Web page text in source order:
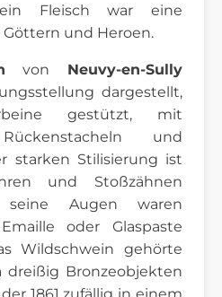
Fleisch war eine
und Heroen.
von Neuvy-en-Sully
dargestellt,
gestützt, mit
und
starken Stilisierung ist
und Stoßzähnen
Augen waren
oder Glaspaste
Wildschwein gehörte
dreißig Bronzeobjekten